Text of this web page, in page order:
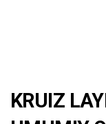
KRUIZ